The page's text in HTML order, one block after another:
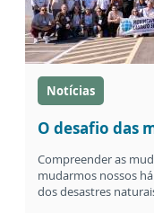
Notícias
O desafio das
Compreender as
mudarmos nossos
dos desastres